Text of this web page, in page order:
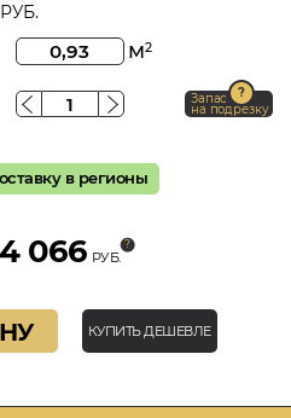
м2
Запас
на подрезку
в регионы
4 066 РУБ.
КУПИТЬ ДЕШЕВЛЕ